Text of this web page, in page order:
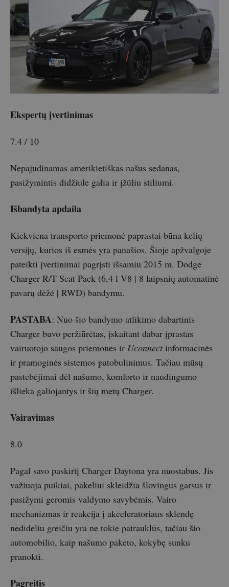
Ekspertų įvertinimas
7.4 / 10
Nepajudinamas amerikietiškas našus sedanas,
pasižymintis didžiule galia ir įžūliu stiliumi.
Išbandyta apdaila
Kiekviena transporto priemonė paprastai būna kelių
versijų, kurios iš esmės yra panašios. Šioje apžvalgoje
pateikti įvertinimai pagrįsti išsamiu 2015 m. Dodge
Charger R/T Scat Pack (6,4 l V8 | 8 laipsnių automatinė
pavarų dėžė | RWD) bandymu.
PASTABA: Nuo šio bandymo atlikimo dabartinis
Charger buvo peržiūrėtas, įskaitant dabar įprastas
vairuotojo saugos priemones ir Uconnect informacinės
ir pramoginės sistemos patobulinimus. Tačiau mūsų
pastebėjimai dėl našumo, komforto ir naudingumo
išlieka galiojantys ir šių metų Charger.
Vairavimas
8.0
Pagal savo paskirtį Charger Daytona yra nuostabus. Jis
važiuoja puikiai, pakeliui skleidžia šlovingus garsus ir
pasižymi geromis valdymo savybėmis. Vairo
mechanizmas ir reakcija į akceleratoriaus sklendę
nedideliu greičiu yra ne tokie patrauklūs, tačiau šio
automobilio, kaip našumo paketo, kokybę sunku
pranokti.
Pagreitis